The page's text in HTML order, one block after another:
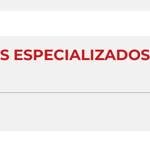
ESPECIALIZADOS